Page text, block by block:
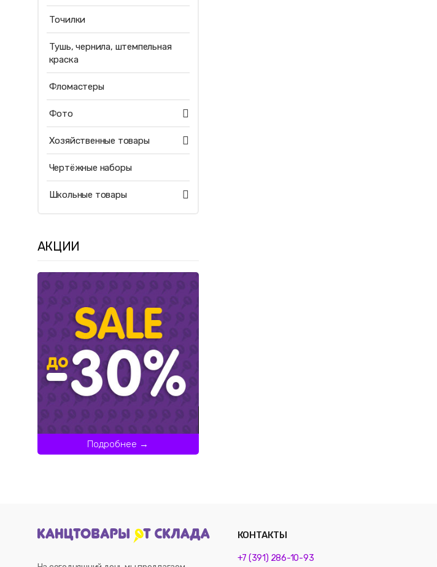
Точилки
Тушь, чернила, штемпельная
краска
Фломастеры
Фото
Хозяйственные товары
Чертёжные наборы
Школьные товары
АКЦИИ
Подробнее →
КОНТАКТЫ
+7 (391) 286-10-93